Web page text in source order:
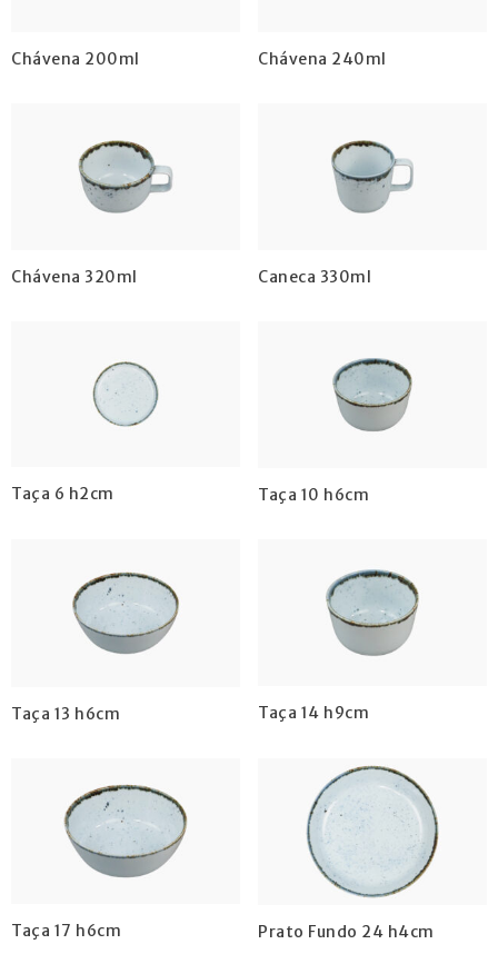
Chávena 200ml Chávena 240ml
Chávena 320ml Caneca 330ml
Taça 6 h2cm Taça 10 h6cm
Taça 13 h6cm Taça 14 h9cm
Taça 17 h6cm Prato Fundo 24 h4cm